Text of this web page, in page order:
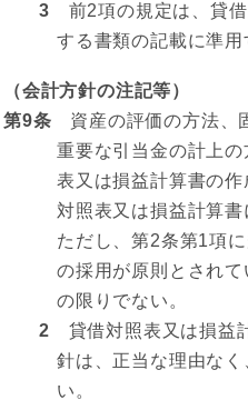
3 前2項の規定は、貸
する書類の記載に準用
（会計方針の注記等）
第9条 資産の評価の方法、
重要な引当金の計上
表又は損益計算書の
対照表又は損益計算書
ただし、第2条第1項
の採用が原則とされ
の限りでない。
2 貸借対照表又は損益
針は、正当な理由な
い。